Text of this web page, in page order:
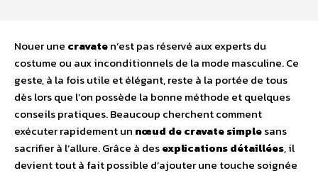
Nouer une cravaten’est pas réservé aux experts du
costume ou aux inconditionnels de la mode masculine. Ce
geste, à la fois utile et élégant, reste à la portée de tous
dès lors que l’on possède la bonne méthode et quelques
conseils pratiques. Beaucoup cherchent comment
exécuter rapidement un nœud de cravate simplesans
sacrifier à l’allure. Grâce à desexplications détaillées, il
devient tout à fait possible d’ajouter une touche soignée